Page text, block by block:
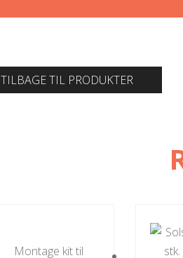
TILBAGE TIL PRODUKTER